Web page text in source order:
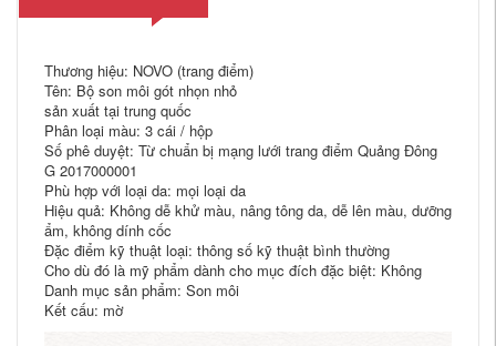
Thương hiệu: NOVO (trang điểm)
Tên: Bộ son môi gót nhọn nhỏ
sản xuất tại trung quốc
Phân loại màu: 3 cái / hộp
Số phê duyệt: Từ chuẩn bị mạng lưới trang điểm Quảng Đông
G 2017000001
Phù hợp với loại da: mọi loại da
Hiệu quả: Không dễ khử màu, nâng tông da, dễ lên màu, dưỡng
ẩm, không dính cốc
Đặc điểm kỹ thuật loại: thông số kỹ thuật bình thường
Cho dù đó là mỹ phẩm dành cho mục đích đặc biệt: Không
Danh mục sản phẩm: Son môi
Kết cấu: mờ